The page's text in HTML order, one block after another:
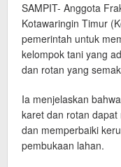
SAMPIT- Anggota
Kotawaringin Timur
pemerintah untuk
kelompok tani yang
dan rotan yang
Ia menjelaskan
karet dan rotan
dan memperbaiki
pembukaan lahan.